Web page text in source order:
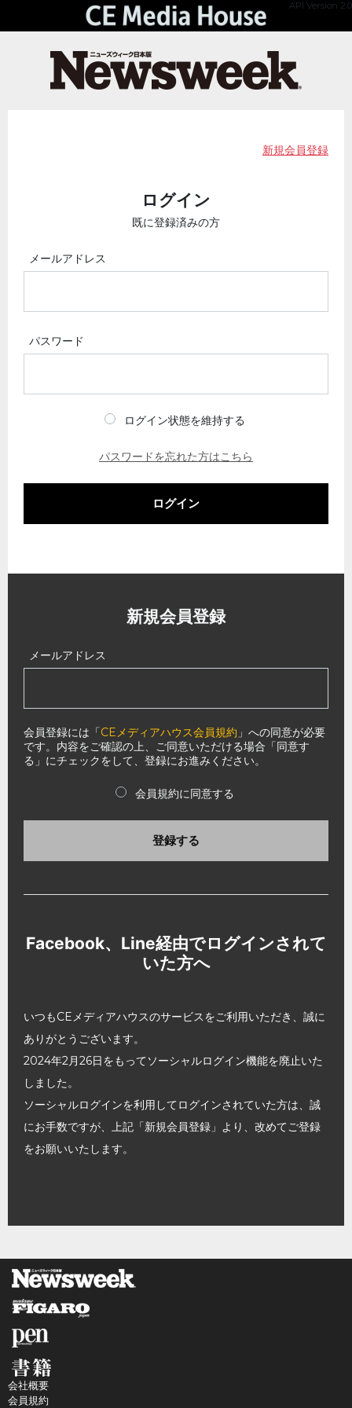
API Version 2.0
新規会員登録
ログイン
既に登録済みの方
メールアドレス
パスワード
ログイン状態を維持する
パスワードを忘れた方はこちら
ログイン
新規会員登録
メールアドレス
会員登録には「CEメディアハウス会員規約 」への同意が必要
です。内容をご確認の上、ご同意いただける場合「同意す
る」にチェックをして、登録にお進みください。
会員規約に同意する
登録する
Facebook、Line経由でログインされて
いた方へ
いつもCEメディアハウスのサービスをご利用いただき、誠に
ありがとうございます。
2024年2月26日をもってソーシャルログイン機能を廃止いた
しました。
ソーシャルログインを利用してログインされていた方は、誠
にお手数ですが、上記「新規会員登録」より、改めてご登録
をお願いいたします。
会社概要
会員規約